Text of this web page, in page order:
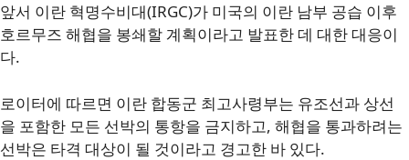
앞서 이란 혁명수비대(IRGC)가 미국의 이란 남부 공습 이후
호르무즈 해협을 봉쇄할 계획이라고 발표한 데 대한 대응이
다.
로이터에 따르면 이란 합동군 최고사령부는 유조선과 상선
을 포함한 모든 선박의 통항을 금지하고, 해협을 통과하려는
선박은 타격 대상이 될 것이라고 경고한 바 있다.